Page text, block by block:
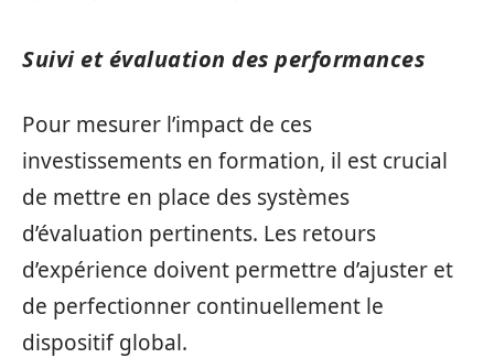
Suivi et évaluation des performances
Pour mesurer l’impact de ces
investissements en formation, il est crucial
de mettre en place des systèmes
d’évaluation pertinents. Les retours
d’expérience doivent permettre d’ajuster et
de perfectionner continuellement le
dispositif global.